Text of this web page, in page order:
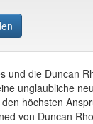
und die Duncan
unglaubliche
höchsten
von Duncan